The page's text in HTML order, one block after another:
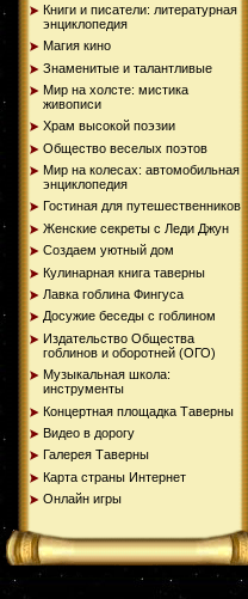
Книги и писатели: литературная
энциклопедия
Магия кино
Знаменитые и талантливые
Мир на холсте: мистика
живописи
Храм высокой поэзии
Общество веселых поэтов
Мир на колесах: автомобильная
энциклопедия
Гостиная для путешественников
Женские секреты с Леди Джун
Создаем уютный дом
Кулинарная книга таверны
Лавка гоблина Фингуса
Досужие беседы с гоблином
Издательство Общества
гоблинов и оборотней (ОГО)
Музыкальная школа:
инструменты
Концертная площадка Таверны
Видео в дорогу
Галерея Таверны
Карта страны Интернет
Онлайн игры